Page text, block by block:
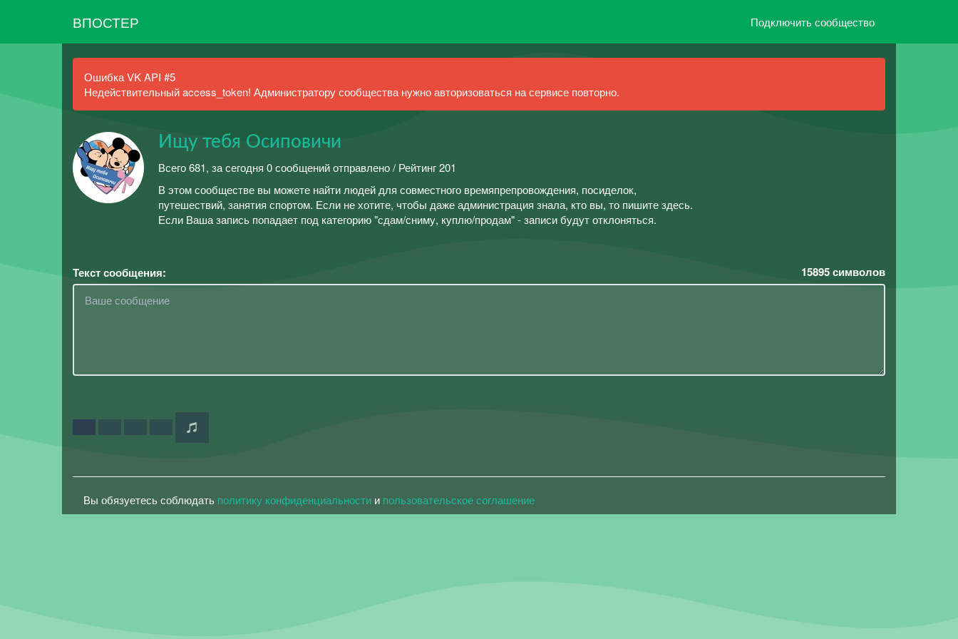
ВПОСТЕР Подключить сообщество
Ошибка VK API #5
Недействительный access_token! Администратору сообщества нужно авторизоваться на сервисе повторно.
Ищу тебя Осиповичи
Всего 681, за сегодня 0 сообщений отправлено / Рейтинг 201
В этом сообществе вы можете найти людей для совместного времяпрепровождения, посиделок,
путешествий, занятия спортом. Если не хотите, чтобы даже администрация знала, кто вы, то пишите здесь.
Если Ваша запись попадает под категорию "сдам/сниму, куплю/продам" - записи будут отклоняться.
Текст сообщения: 15895символов
Вы обязуетесь соблюдать политику конфиденциальности и пользовательское соглашение